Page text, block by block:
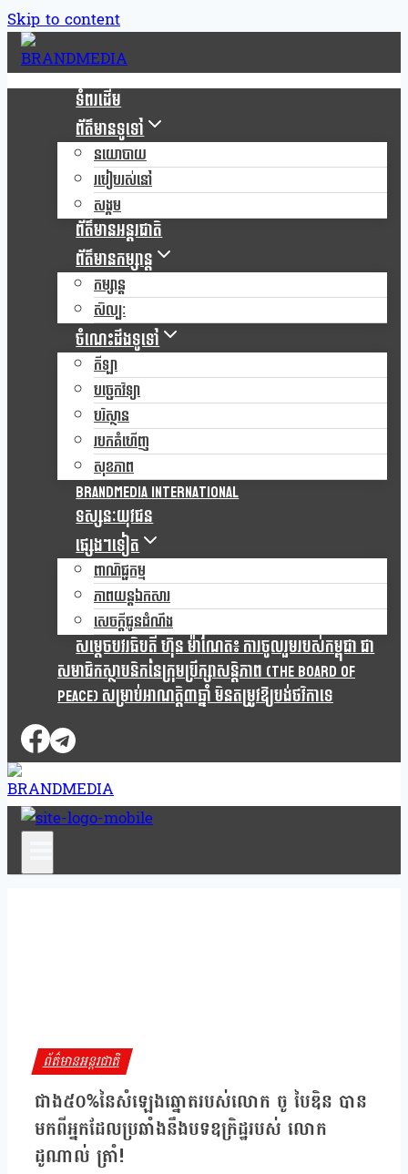
Skip to content
ទំពរដើម
ព័ត៌មានទូទៅ
នយោបាយ
របៀបរស់នៅ
សង្គម
ព័ត៌មានអន្តរជាតិ
ព័ត៌មានកម្សាន្ត
កម្សាន្ត
សិល្បៈ
ចំណេះដឹងទូទៅ
កីឡា
បច្ចេកវិទ្យា
បរិស្ថាន
របកគំហើញ
សុខភាព
Brandmedia international
ទស្សនៈយុវជន
ផ្សេងៗទៀត
ពាណិជ្ជកម្ម
ភាពយន្តឯកសារ
សេចក្តីជូនដំណឹង
សម្តេចបវរធិបតី ហ៊ុន ម៉ាណែត៖ ការចូលរួមរបស់កម្ពុជា ជា
សមាជិកស្ថាបនិកនៃក្រុមប្រឹក្សាសន្តិភាព (The Board Of
Peace) សម្រាប់អាណត្តិ៣ឆ្នាំ មិនតម្រូវឱ្យបង់ថវិកាទេ
ព័ត៌មានអន្តរជាតិ
ជាង៥០%នៃសំឡេងឆ្នោតរបស់លោក ចូ បៃឌិន បាន
មកពីអ្នកដែលប្រឆាំងនឹងបទឧក្រិដ្ឋរបស់ លោក
ដូណាល់ ត្រាំ!